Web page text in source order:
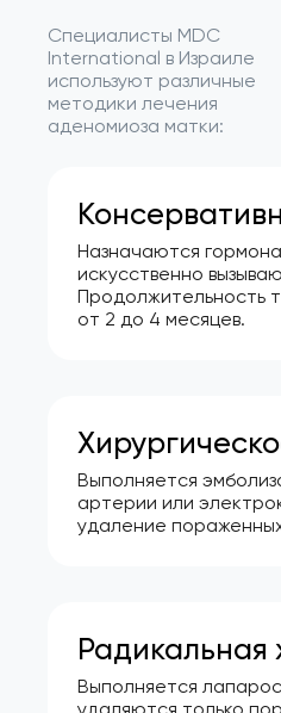
Специалисты MDC
International в Израиле
используют различные
методики лечения
аденомиоза матки:
Назначаются
искусственно
Продолжительность
от 2 до 4 месяцев.
Выполняется
артерии или
удаление
Радикальная
Выполняется